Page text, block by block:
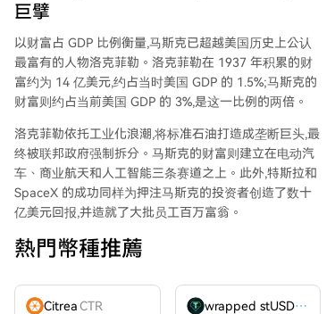
巨擘
以财富占 GDP 比例衡量,马斯克已超越美国历史上公认
最富有的人物洛克菲勒。洛克菲勒在 1937 年积累的财
富约为 14 亿美元,约占当时美国 GDP 的 1.5%;马斯克的
财富则约占当前美国 GDP 的 3%,是这一比例的两倍。
洛克菲勒依托工业化浪潮,将标准石油打造成垄断巨头,最
终被联邦政府强制拆分。马斯克的财富则建立在电动汽
车、商业航天和人工智能三条赛道之上。此外,特斯拉和
SpaceX 的成功同样为押注马斯克的投资者创造了数十
亿美元回报,并造就了大批员工百万富翁。
熱門幣種推薦
CitreaCTR wrapped stUSDT